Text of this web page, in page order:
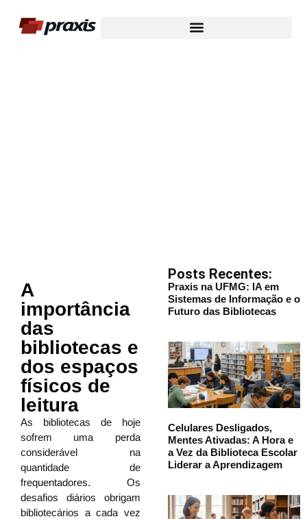
A
importância
das
bibliotecas e
dos espaços
físicos de
leitura
As bibliotecas de hoje
sofrem uma perda
considerável na
quantidade de
frequentadores. Os
desafios diários obrigam
bibliotecários a cada vez
Posts Recentes:
Praxis na UFMG: IA em
Sistemas de Informação e o
Futuro das Bibliotecas
Celulares Desligados,
Mentes Ativadas: A Hora e
a Vez da Biblioteca Escolar
Liderar a Aprendizagem